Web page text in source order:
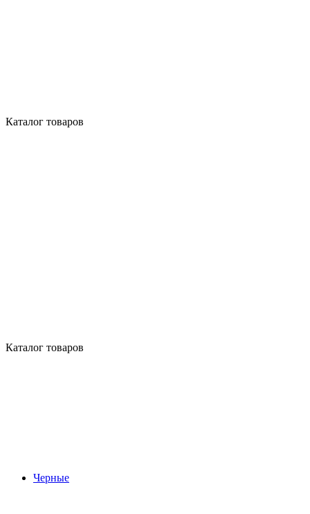
Каталог товаров
Каталог товаров
Черные